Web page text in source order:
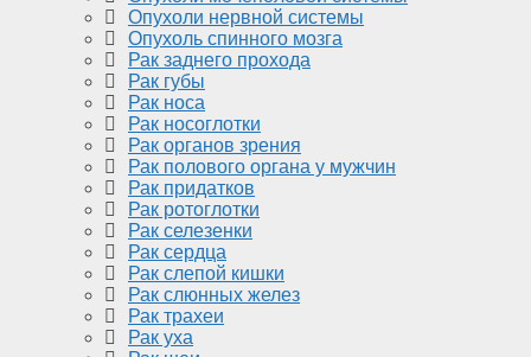
Опухоли нервной системы
Опухоль спинного мозга
Рак заднего прохода
Рак губы
Рак носа
Рак носоглотки
Рак органов зрения
Рак полового органа у мужчин
Рак придатков
Рак ротоглотки
Рак селезенки
Рак сердца
Рак слепой кишки
Рак слюнных желез
Рак трахеи
Рак уха